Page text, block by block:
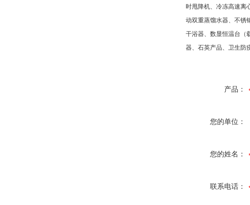
时甩降机、冷冻高速离
动双重蒸馏水器、不锈
干浴器、数显恒温台（
器、石英产品、卫生防
产品：
您的单位：
您的姓名：
联系电话：